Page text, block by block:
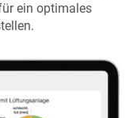
ein optimales